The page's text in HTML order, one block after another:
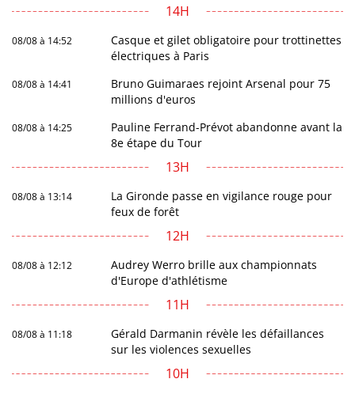
14H
08/08 à 14:52
Casque et gilet obligatoire pour trottinettes
électriques à Paris
08/08 à 14:41
Bruno Guimaraes rejoint Arsenal pour 75
millions d'euros
08/08 à 14:25
Pauline Ferrand-Prévot abandonne avant la
8e étape du Tour
13H
08/08 à 13:14
La Gironde passe en vigilance rouge pour
feux de forêt
12H
08/08 à 12:12
Audrey Werro brille aux championnats
d'Europe d'athlétisme
11H
08/08 à 11:18
Gérald Darmanin révèle les défaillances
sur les violences sexuelles
10H